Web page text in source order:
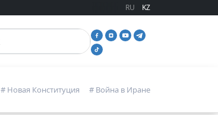
RU KZ
# Новая Конституция # Война в Иране